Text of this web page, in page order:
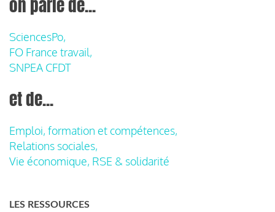
on parle de...
SciencesPo,
FO France travail,
SNPEA CFDT
et de...
Emploi, formation et compétences,
Relations sociales,
Vie économique, RSE & solidarité
LES RESSOURCES